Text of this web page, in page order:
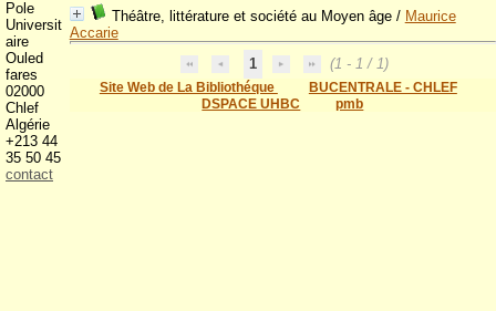
Théâtre, littérature et société au Moyen âge/ Maurice
Accarie
1
(1 - 1 / 1)
Site Web de La Bibliothéque
BUCENTRALE - CHLEF
DSPACE UHBC
pmb
Pole
Universit
aire
Ouled
fares
02000
Chlef
Algérie
+213 44
35 50 45
contact